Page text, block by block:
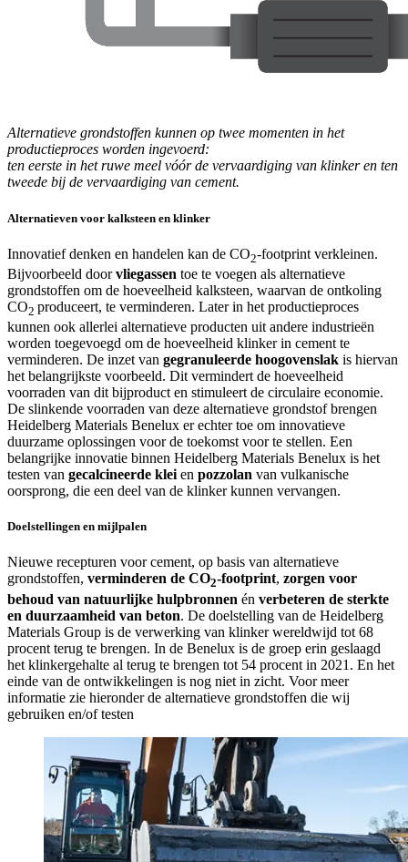
Alternatieve grondstoffen kunnen op twee momenten in het
productieproces worden ingevoerd:
ten eerste in het ruwe meel vóór de vervaardiging van klinker en ten
tweede bij de vervaardiging van cement.
Alternatieven voor kalksteen en klinker
Innovatief denken en handelen kan de CO2-footprint verkleinen.
Bijvoorbeeld doorvliegassen toe te voegen als alternatieve
grondstoffen om de hoeveelheid kalksteen, waarvan de ontkoling
CO2 produceert, te verminderen. Later in het productieproces
kunnen ook allerlei alternatieve producten uit andere industrieën
worden toegevoegd om de hoeveelheid klinker in cement te
verminderen. De inzet van gegranuleerde hoogovenslak is hiervan
het belangrijkste voorbeeld. Dit vermindert de hoeveelheid
voorraden van dit bijproduct en stimuleert de circulaire economie.
De slinkende voorraden van deze alternatieve grondstof brengen
Heidelberg Materials Benelux er echter toe om innovatieve
duurzame oplossingen voor de toekomst voor te stellen. Een
belangrijke innovatie binnen Heidelberg Materials Benelux is het
testen van gecalcineerde klei en pozzolan van vulkanische
oorsprong, die een deel van de klinker kunnen vervangen.
Doelstellingen en mijlpalen
Nieuwe recepturen voor cement, op basis van alternatieve
grondstoffen, verminderen de CO2-footprint, zorgen voor
behoud van natuurlijke hulpbronnen én verbeteren de sterkte
en duurzaamheid van beton. De doelstelling van de Heidelberg
Materials Group is de verwerking van klinker wereldwijd tot 68
procent terug te brengen. In de Benelux is de groep erin geslaagd
het klinkergehalte al terug te brengen tot 54 procent in 2021. En het
einde van de ontwikkelingen is nog niet in zicht. Voor meer
informatie zie hieronder de alternatieve grondstoffen die wij
gebruiken en/of testen